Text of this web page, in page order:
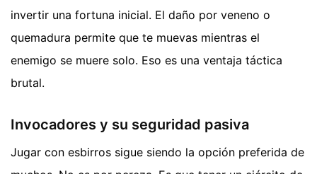
invertir una fortuna inicial. El daño por veneno o
quemadura permite que te muevas mientras el
enemigo se muere solo. Eso es una ventaja táctica
brutal.
Invocadores y su seguridad pasiva
Jugar con esbirros sigue siendo la opción preferida de